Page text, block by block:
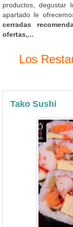
productos, degustar
apartado le
cerradas
ofertas,...
Los
Tako Sushi